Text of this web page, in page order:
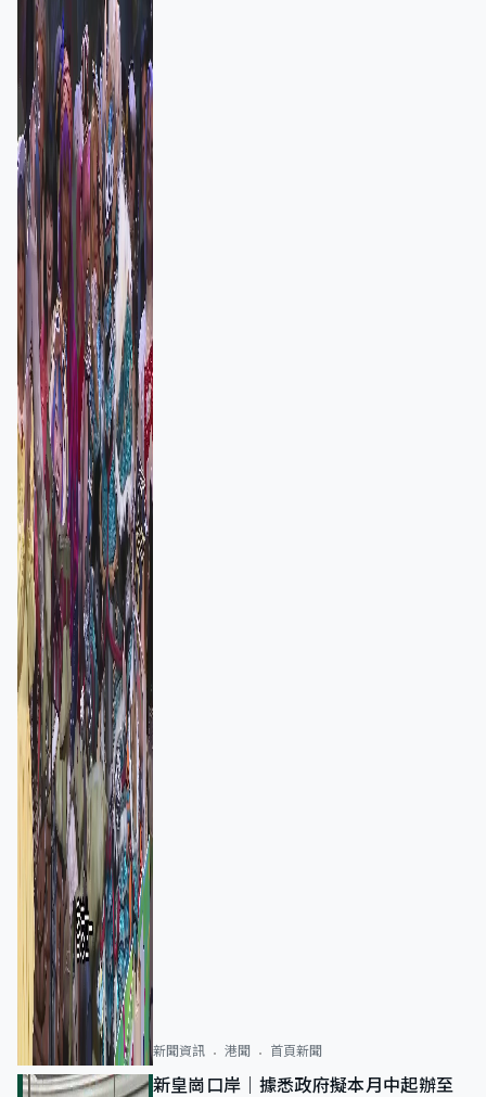
新聞資訊 港聞 首頁新聞
新皇崗口岸｜據悉政府擬本月中起辦至